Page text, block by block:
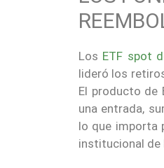
Los ETF spot
lideró los
El producto de
una entrada,
lo que importa
institucional de